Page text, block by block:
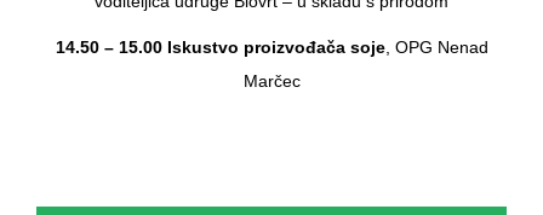
14.50 – 15.00 Iskustvo proizvođača soje, OPG Nenad
Marčec